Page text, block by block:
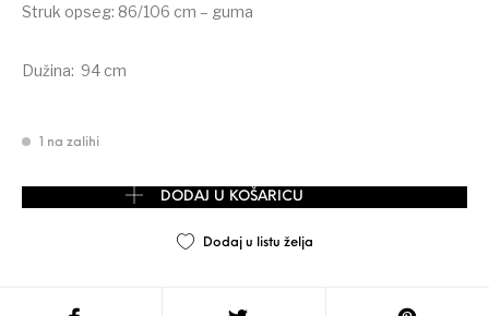
Struk opseg: 86/106 cm – guma
Dužina: 94 cm
1 na zalihi
ATMOSPHERE casual hlače vel. 40/42-L/XL količina
DODAJ U KOŠARICU
Dodaj u listu želja